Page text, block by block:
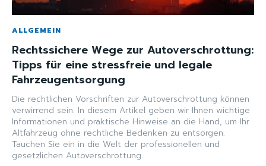
ALLGEMEIN
Rechtssichere Wege zur Autoverschrottung:
Tipps für eine stressfreie und legale
Fahrzeugentsorgung
Die rechtlichen Vorschriften zur Autoverschrottung können
verwirrend sein. In diesem Artikel geben wir Ihnen wichtige
Informationen und praktische Hinweise an die Hand, um Ihr
Altfahrzeug ohne rechtliche Bedenken zu entsorgen.
Tauchen Sie ein in die Welt der professionellen und
gesetzlichen Autoverschrottung.